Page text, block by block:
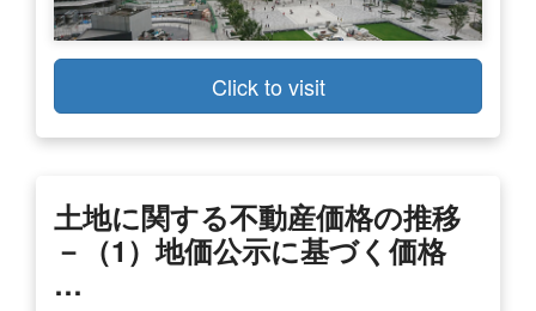
Click to visit
土地に関する不動産価格の推移
－（1）地価公示に基づく価格
…